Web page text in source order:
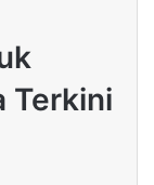
Terkini